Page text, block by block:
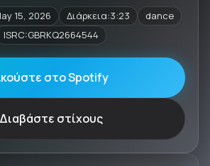
15, 2026 Διάρκεια:3:23
dance
ISRC:GBRKQ2664544
στο Spotify
Διαβάστε στίχους